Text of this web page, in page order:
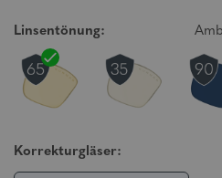
Linsentönung:
Korrekturgläser: